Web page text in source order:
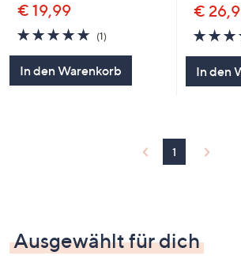
€ 19,99
5.0
von
(1)1
In den Warenkorb
€
In den
1
Ausgewählt für dich